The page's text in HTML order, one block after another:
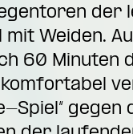
der
mit Weiden.
60 Minuten
Spiel“